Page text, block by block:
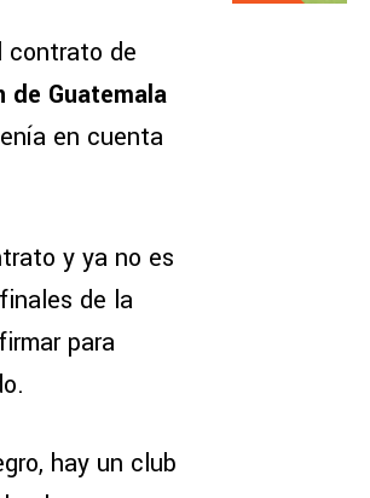
contrato de
de Guatemala
en cuenta
y ya no es
de la
para
hay un club